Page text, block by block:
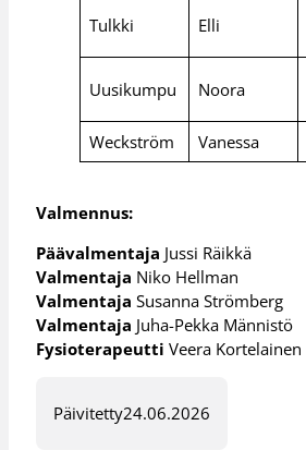
Tulkki Elli
Uusikumpu Noora
Weckström
Vanessa
Valmennus:
Päävalmentaja Jussi Räikkä
Valmentaja Niko Hellman
Valmentaja Susanna Strömberg
Valmentaja Juha-Pekka Männistö
FysioterapeuttiVeera Kortelainen
Päivitetty24.06.2026